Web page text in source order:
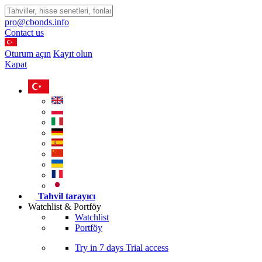
pro@cbonds.info
Contact us
Oturum açın Kayıt olun
Kapat
Tahvil tarayıcı
Watchlist & Portföy
Watchlist
Portföy
Try in 7 days Trial access